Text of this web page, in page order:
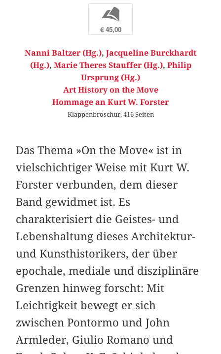
b
€ 45,00
Nanni Baltzer (Hg.), Jacqueline Burckhardt
(Hg.), Marie Theres Stauffer (Hg.), Philip
Ursprung (Hg.)
Art History on the Move
Hommage an Kurt W. Forster
Klappenbroschur, 416 Seiten
Das Thema »On the Move« ist in
vielschichtiger Weise mit Kurt W.
Forster verbunden, dem dieser
Band gewidmet ist. Es
charakterisiert die Geistes- und
Lebenshaltung dieses Architektur-
und Kunsthistorikers, der über
epochale, mediale und disziplinäre
Grenzen hinweg forscht: Mit
Leichtigkeit bewegt er sich
zwischen Pontormo und John
Armleder, Giulio Romano und